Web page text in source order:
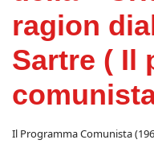
ragion
Sartre ( Il
Il Programma Comunista